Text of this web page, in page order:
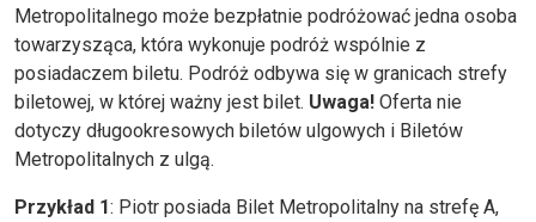
Metropolitalnego może bezpłatnie podróżować jedna osoba
towarzysząca, która wykonuje podróż wspólnie z
posiadaczem biletu. Podróż odbywa się w granicach strefy
biletowej, w której ważny jest bilet. Uwaga! Oferta nie
dotyczy długookresowych biletów ulgowych i Biletów
Metropolitalnych z ulgą.
Przykład 1: Piotr posiada Bilet Metropolitalny na strefę A,